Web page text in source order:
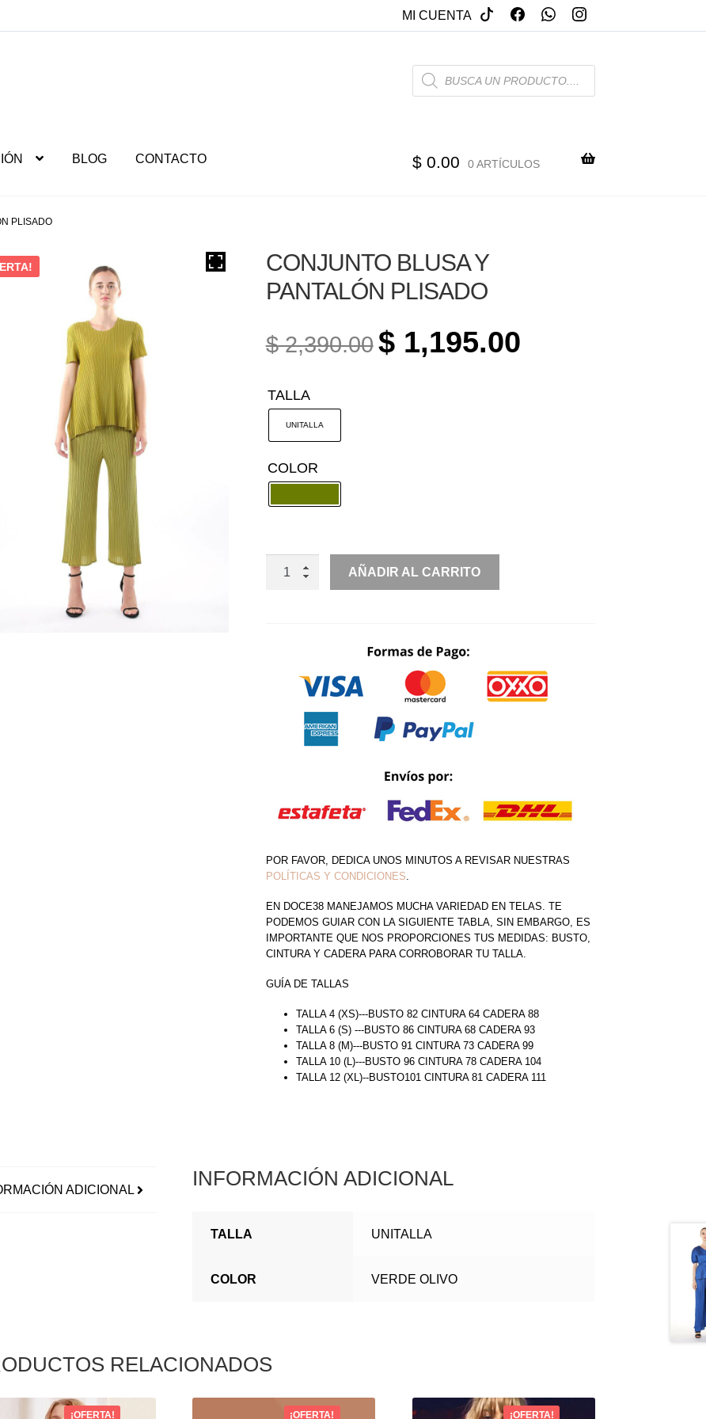
MI CUENTA
PRODUCTS
SEARCH
BLOG CONTACTO $0.00 0 ARTÍCULOS
PLISADO
CONJUNTO BLUSA Y
PANTALÓN PLISADO
$2,390.00 ORIGINAL
PRICE
$1,195.00
TALLA
UNITALLA
COLOR
CONJUNTO
CANTIDAD
AÑADIR AL CARRITO
POR FAVOR, DEDICA UNOS MINUTOS A REVISAR NUESTRAS
POLÍTICAS Y CONDICIONES
EN DOCE38 MANEJAMOS MUCHA VARIEDAD EN TELAS. TE
PODEMOS GUIAR CON LA SIGUIENTE TABLA, SIN EMBARGO, ES
IMPORTANTE QUE NOS PROPORCIONES TUS MEDIDAS: BUSTO,
CINTURA Y CADERA PARA CORROBORAR TU TALLA.
GUÍA DE TALLAS
TALLA 4 (XS)---BUSTO 82 CINTURA 64 CADERA 88
TALLA 6 (S) ---BUSTO 86 CINTURA 68 CADERA 93
TALLA 8 (M)---BUSTO 91 CINTURA 73 CADERA 99
TALLA 10 (L)---BUSTO 96 CINTURA 78 CADERA 104
TALLA 12 (XL)--BUSTO101 CINTURA 81 CADERA 111
ADICIONAL
INFORMACIÓN ADICIONAL
TALLA UNITALLA
COLOR VERDE OLIVO
RELACIONADOS
¡OFERTA! ¡OFERTA! ¡OFERTA!